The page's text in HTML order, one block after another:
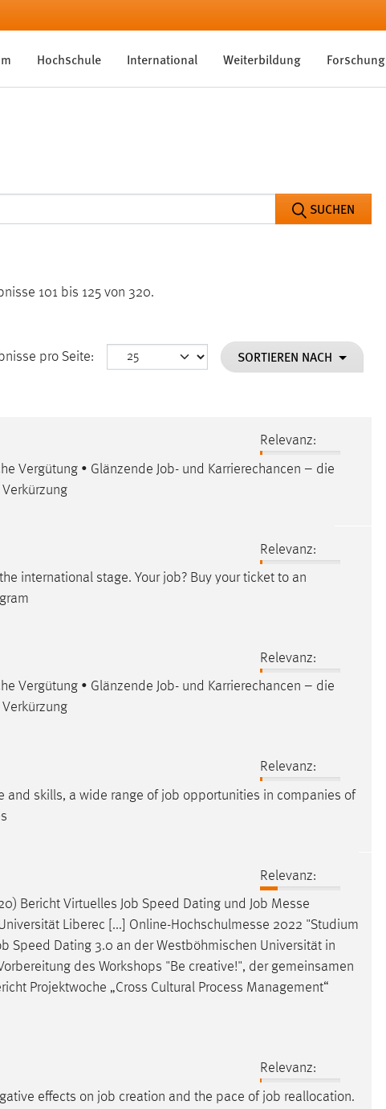
Hochschule International Weiterbildung Forschung
SUCHEN
101 bis 125 von 320.
pro Seite: SORTIEREN NACH
Relevanz:
Vergütung • Glänzende Job- und Karrierechancen – die
Relevanz:
international stage. Your job? Buy your ticket to an
Relevanz:
Vergütung • Glänzende Job- und Karrierechancen – die
Relevanz:
and skills, a wide range of job opportunities in companies of
Relevanz:
Bericht Virtuelles Job Speed Dating und Job Messe
Liberec [...] Online-Hochschulmesse 2022 "Studium
Speed Dating 3.0 an der Westböhmischen Universität in
des Workshops "Be creative!", der gemeinsamen
Projektwoche „Cross Cultural Process Management“
Relevanz:
effects on job creation and the pace of job reallocation.